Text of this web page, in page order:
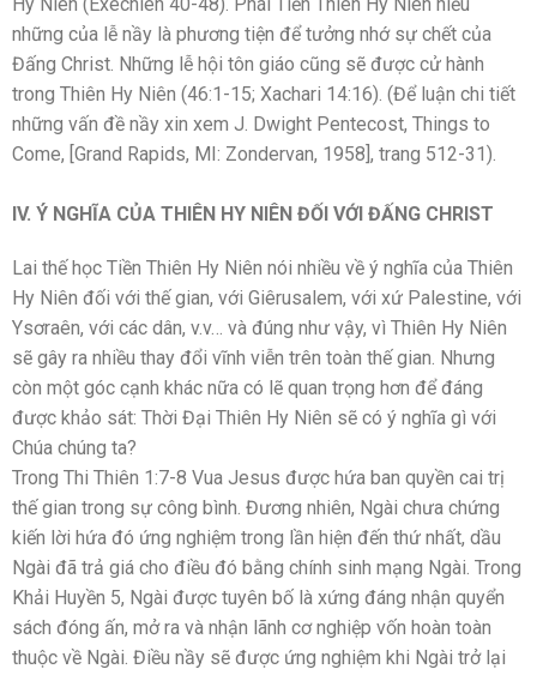
những của lễ nầy là phương tiện để tưởng nhớ sự chết của
Đấng Christ. Những lễ hội tôn giáo cũng sẽ được cử hành
trong Thiên Hy Niên (46:1-15; Xachari 14:16). (Để luận chi tiết
những vấn đề nầy xin xem J. Dwight Pentecost, Things to
Come, [Grand Rapids, MI: Zondervan, 1958], trang 512-31).
IV. Ý NGHĨA CỦA THIÊN HY NIÊN ĐỐI VỚI ĐẤNG CHRIST
Lai thế học Tiền Thiên Hy Niên nói nhiều về ý nghĩa của Thiên
Hy Niên đối với thế gian, với Giêrusalem, với xứ Palestine, với
Ysơraên, với các dân, v.v… và đúng như vậy, vì Thiên Hy Niên
sẽ gây ra nhiều thay đổi vĩnh viễn trên toàn thế gian. Nhưng
còn một góc cạnh khác nữa có lẽ quan trọng hơn để đáng
được khảo sát: Thời Đại Thiên Hy Niên sẽ có ý nghĩa gì với
Chúa chúng ta?
Trong Thi Thiên 1:7-8 Vua Jesus được hứa ban quyền cai trị
thế gian trong sự công bình. Đương nhiên, Ngài chưa chứng
kiến lời hứa đó ứng nghiệm trong lần hiện đến thứ nhất, dầu
Ngài đã trả giá cho điều đó bằng chính sinh mạng Ngài. Trong
Khải Huyền 5, Ngài được tuyên bố là xứng đáng nhận quyển
sách đóng ấn, mở ra và nhận lãnh cơ nghiệp vốn hoàn toàn
thuộc về Ngài. Điều nầy sẽ được ứng nghiệm khi Ngài trở lại